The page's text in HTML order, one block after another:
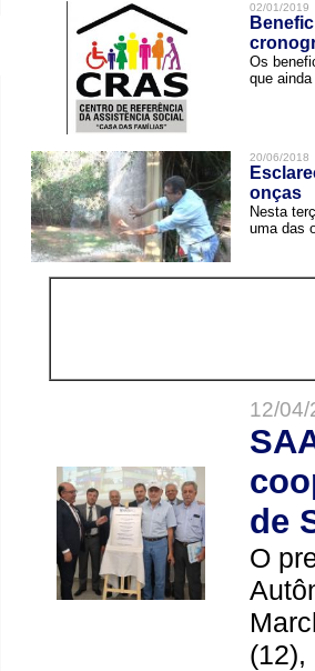
02/01/2019
Os
que
20/06/2018
onças
Nesta
uma das
12/
de
O
(12),